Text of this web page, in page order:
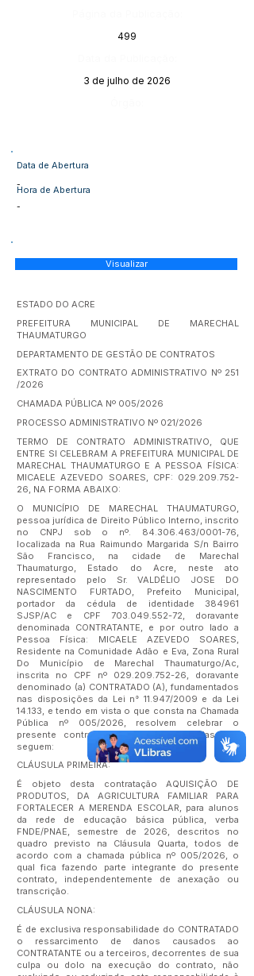
499
3 de julho de 2026
Data de Abertura
-Hora de Abertura
-
Visualizar
ESTADO DO ACRE
PREFEITURA MUNICIPAL DE MARECHAL
THAUMATURGO
DEPARTAMENTO DE GESTÃO DE CONTRATOS
EXTRATO DO CONTRATO ADMINISTRATIVO Nº 251
/2026
CHAMADA PÚBLICA Nº 005/2026
PROCESSO ADMINISTRATIVO Nº 021/2026
TERMO DE CONTRATO ADMINISTRATIVO, QUE
ENTRE SI CELEBRAM A PREFEITURA MUNICIPAL DE
MARECHAL THAUMATURGO E A PESSOA FÍSICA:
MICAELE AZEVEDO SOARES, CPF: 029.209.752-
26 , NA FORMA ABAIXO:
O MUNICÍPIO DE MARECHAL THAUMATURGO,
pessoa jurídica de Direito Público Interno, inscrito
no CNPJ sob o nº. 84.306.463/0001-76,
localizada na Rua Raimundo Margarida S/n Bairro
São Francisco, na cidade de Marechal
Thaumaturgo, Estado do Acre, neste ato
representado pelo Sr. VALDÉLIO JOSE DO
NASCIMENTO FURTADO, Prefeito Municipal,
portador da cédula de identidade 384961
SJSP/AC e CPF 703.049.552-72 , doravante
denominada CONTRATANTE, e por outro lado a
Pessoa Física: MICAELE AZEVEDO SOARES,
Residente na Comunidade Adão e Eva, Zona Rural
Do Município de Marechal Thaumaturgo/Ac,
inscrita no CPF nº 029.209.752-26 , doravante
denominado (a) CONTRATADO (A), fundamentados
nas disposições da Lei n° 11.947/2009 e da Lei
14.133, e tendo em vista o que consta na Chamada
Pública nº 005/2026, resolvem celebrar o
presente contrato mediante as cláusulas que
seguem:
CLÁUSULA PRIMEIRA:
É objeto desta contratação AQUISIÇÃO DE
PRODUTOS, DA AGRICULTURA FAMILIAR PARA
FORTALECER A MERENDA ESCOLAR, para alunos
da rede de educação básica pública, verba
FNDE/PNAE, semestre de 2026, descritos no
quadro previsto na Cláusula Quarta, todos de
acordo com a chamada pública nº 005/2026, o
qual fica fazendo parte integrante do presente
contrato, independentemente de anexação ou
transcrição.
CLÁUSULA NONA:
É de exclusiva responsabilidade do CONTRATADO
o ressarcimento de danos causados ao
CONTRATANTE ou a terceiros, decorrentes de sua
culpa ou dolo na execução do contrato, não